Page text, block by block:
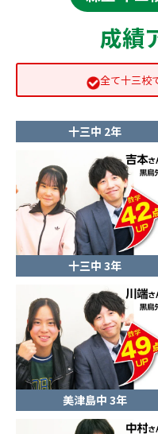
成績
全て十三校
十三中 2年
十三中 3年
美津島中 3年